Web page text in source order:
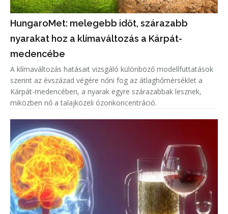
HungaroMet: melegebb időt, szárazabb
nyarakat hoz a klímaváltozás a Kárpát-
medencébe
A klímaváltozás hatásait vizsgáló különböző modellfuttatások
szerint az évszázad végére nőni fog az átlaghőmérséklet a
Kárpát-medencében, a nyarak egyre szárazabbak lesznek,
miközben nő a talajközeli ózonkoncentráció.